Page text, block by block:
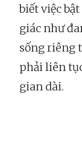
biết việc
giác như
sống riêng
phải liên
gian dài.